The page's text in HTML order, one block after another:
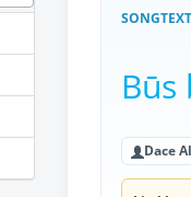
SONGTEXT
Dace